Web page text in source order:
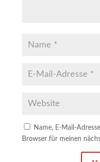
Name, E-Mail-
Browser für meinen